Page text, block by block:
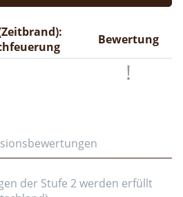
Bewertung
der Stufe 2 werden erfüllt